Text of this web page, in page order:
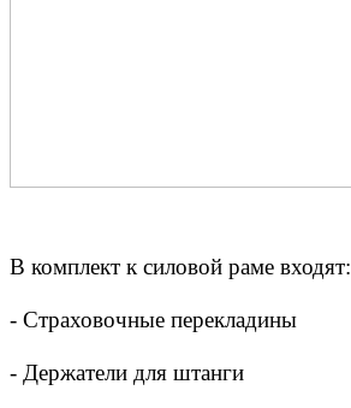
В комплект к силовой раме входят:
- Страховочные перекладины
- Держатели для штанги